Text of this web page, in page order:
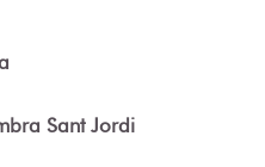
Sant Jordi